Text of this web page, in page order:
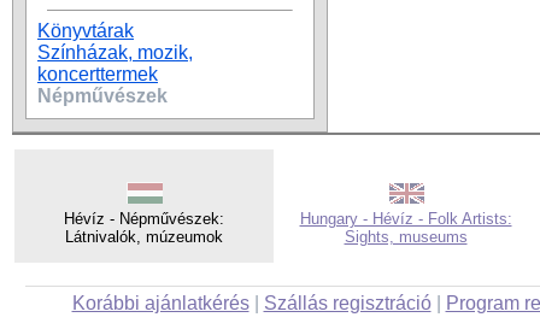
Könyvtárak
Színházak, mozik,
koncerttermek
Népművészek
Hévíz - Népművészek:
Látnivalók, múzeumok
Hungary - Hévíz - Folk Artists:
Sights, museums
Korábbi ajánlatkérés| Szállás regisztráció| Program